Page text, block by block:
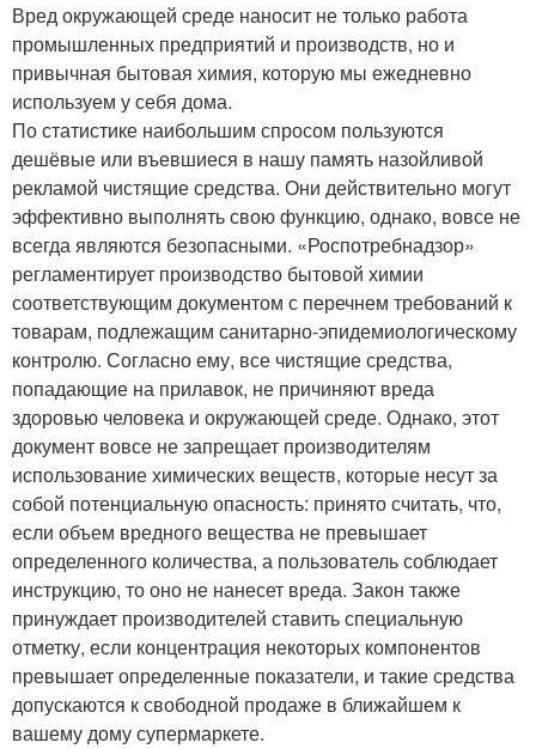
Вред окружающей среде наносит не только работа
промышленных предприятий и производств, но и
привычная бытовая химия, которую мы ежедневно
используем у себя дома.
По статистике наибольшим спросом пользуются
дешёвые или въевшиеся в нашу память назойливой
рекламой чистящие средства. Они действительно могут
эффективно выполнять свою функцию, однако, вовсе не
всегда являются безопасными. «Роспотребнадзор»
регламентирует производство бытовой химии
соответствующим документом с перечнем требований к
товарам, подлежащим санитарно-эпидемиологическому
контролю. Согласно ему, все чистящие средства,
попадающие на прилавок, не причиняют вреда
здоровью человека и окружающей среде. Однако, этот
документ вовсе не запрещает производителям
использование химических веществ, которые несут за
собой потенциальную опасность: принято считать, что,
если объем вредного вещества не превышает
определенного количества, а пользователь соблюдает
инструкцию, то оно не нанесет вреда. Закон также
принуждает производителей ставить специальную
отметку, если концентрация некоторых компонентов
превышает определенные показатели, и такие средства
допускаются к свободной продаже в ближайшем к
вашему дому супермаркете.